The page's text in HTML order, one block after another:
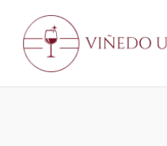
contenido